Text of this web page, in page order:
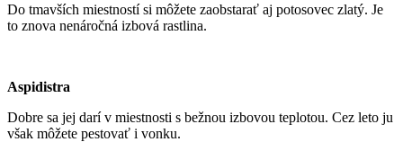
Do tmavších miestností si môžete zaobstarať aj potosovec zlatý. Je
to znova nenáročná izbová rastlina.
Aspidistra
Dobre sa jej darí v miestnosti s bežnou izbovou teplotou. Cez leto ju
však môžete pestovať i vonku.